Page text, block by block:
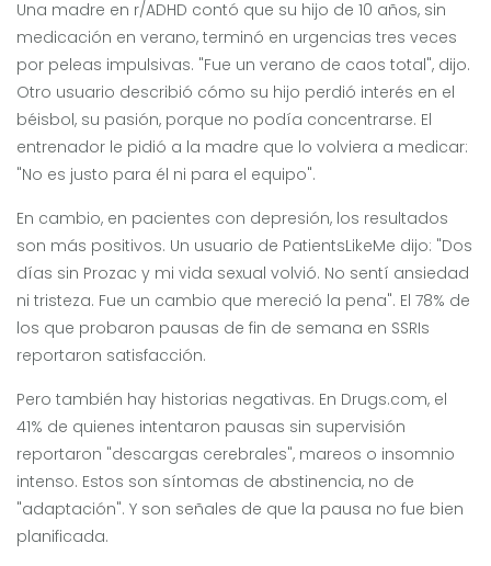
Una madre en r/ADHD contó que su hijo de 10 años, sin
medicación en verano, terminó en urgencias tres veces
por peleas impulsivas. "Fue un verano de caos total", dijo.
Otro usuario describió cómo su hijo perdió interés en el
béisbol, su pasión, porque no podía concentrarse. El
entrenador le pidió a la madre que lo volviera a medicar:
"No es justo para él ni para el equipo".
En cambio, en pacientes con depresión, los resultados
son más positivos. Un usuario de PatientsLikeMe dijo: "Dos
días sin Prozac y mi vida sexual volvió. No sentí ansiedad
ni tristeza. Fue un cambio que mereció la pena". El 78% de
los que probaron pausas de fin de semana en SSRIs
reportaron satisfacción.
Pero también hay historias negativas. En Drugs.com, el
41% de quienes intentaron pausas sin supervisión
reportaron "descargas cerebrales", mareos o insomnio
intenso. Estos son síntomas de abstinencia, no de
"adaptación". Y son señales de que la pausa no fue bien
planificada.